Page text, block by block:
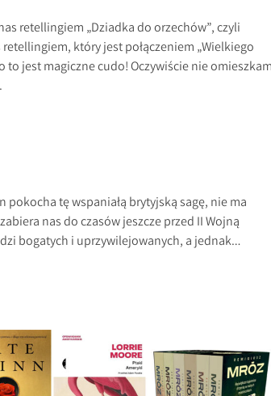
retellingiem „Dziadka do orzechów”, czyli
retellingiem, który jest połączeniem „Wielkiego
to jest magiczne cudo! Oczywiście nie
pokocha tę wspaniałą brytyjską sagę, nie ma
nas do czasów jeszcze przed II Wojną
bogatych i uprzywilejowanych, a jednak…